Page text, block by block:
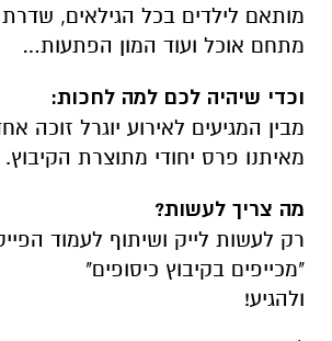
מותאם לילדים בכל הגילאים, שדרת
מתחם אוכל ועוד המון הפתעות…
וכדי שיהיה לכם למה לחכות:
מבין המגיעים לאירוע יוגרל זוכה
מאיתנו פרס יחודי מתוצרת הקיבוץ.
מה צריך לעשות?
רק לעשות לייק ושיתוף לעמוד
"מכייפים בקיבוץ כיסופים"
ולהגיע!